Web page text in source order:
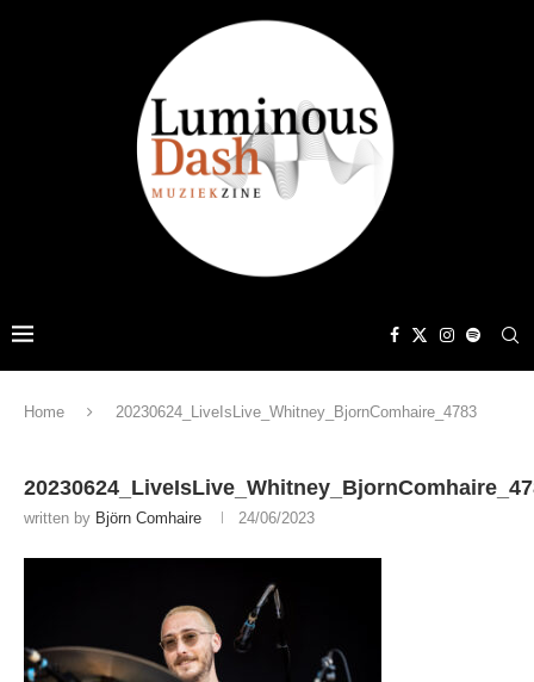
Home 20230624_LiveIsLive_Whitney_BjornComhaire_4783
written by Björn Comhaire 24/06/2023